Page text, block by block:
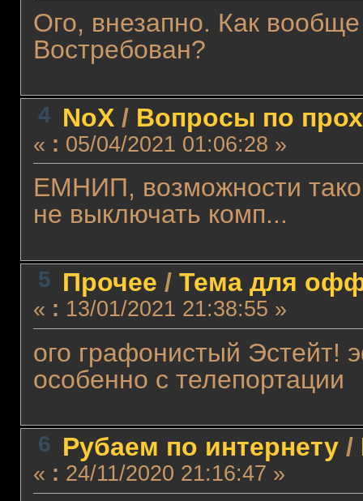
Ого, внезапно. Как
Востребован?
4 NoX/ Вопросы по
« : 05/04/2021 01:06:28 »
ЕМНИП, возможности
не выключать комп...
5 Прочее / Тема для
« : 13/01/2021 21:38:55 »
ого графонистый Эстейт!
особенно с телепортации
6 Рубаем по интернету/
« : 24/11/2020 21:16:47 »